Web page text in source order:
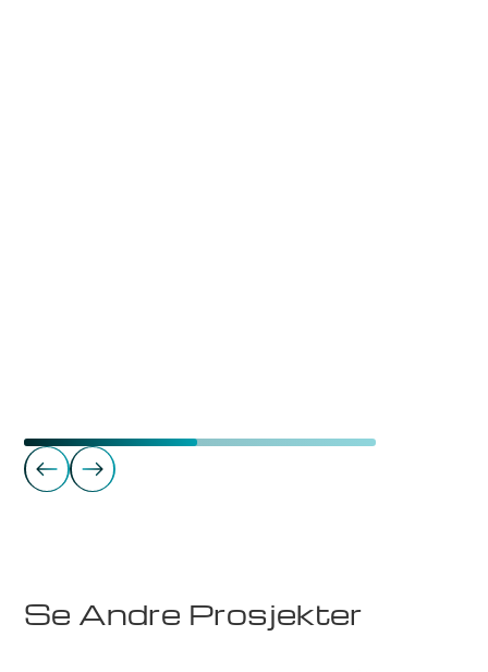
Næringseiendom
Madlagården 4. etg.
Se Andre Prosjekter